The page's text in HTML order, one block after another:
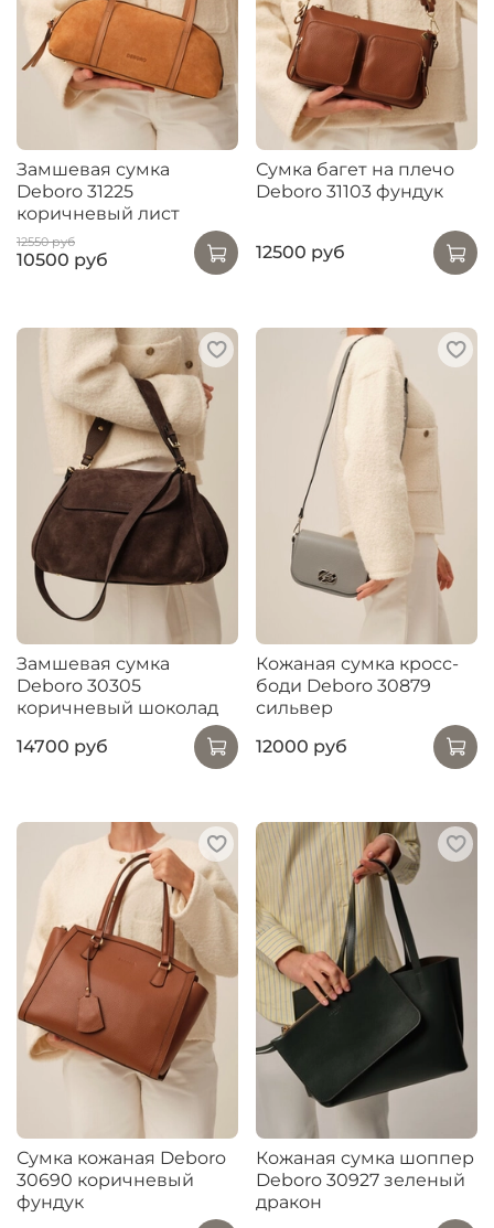
Замшевая сумка
Deboro 31225
коричневый лист
12550 руб
10500 руб
Сумка багет на плечо
Deboro 31103 фундук
12500 руб
Замшевая сумка
Deboro 30305
коричневый шоколад
14700 руб
Кожаная сумка кросс-
боди Deboro 30879
сильвер
12000 руб
Сумка кожаная Deboro
30690 коричневый
фундук
Кожаная сумка шоппер
Deboro 30927 зеленый
дракон